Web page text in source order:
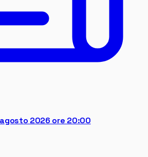
agosto 2026 ore 20:00